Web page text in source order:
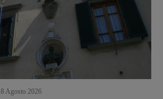
8 Agosto 2026